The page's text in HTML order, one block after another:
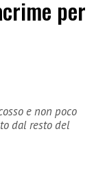
per
e non poco
dal resto del